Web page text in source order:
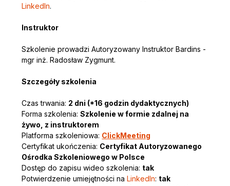
LinkedIn.
Instruktor
Szkolenie prowadzi Autoryzowany Instruktor Bardins -
mgr inż. Radosław Zygmunt.
Szczegóły szkolenia
Czas trwania: 2 dni (*16 godzin dydaktycznych)
Forma szkolenia: Szkolenie w formie zdalnej na
żywo, z instruktorem
Platforma szkoleniowa: ClickMeeting
Certyfikat ukończenia: Certyfikat Autoryzowanego
Ośrodka Szkoleniowego w Polsce
Dostęp do zapisu wideo szkolenia: tak
Potwierdzenie umiejętności na LinkedIn: tak